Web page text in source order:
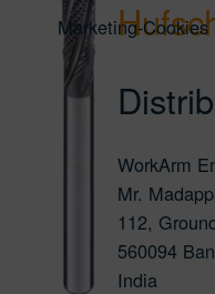
Marketing-
WorkArm
Mr.
112,
560094
India